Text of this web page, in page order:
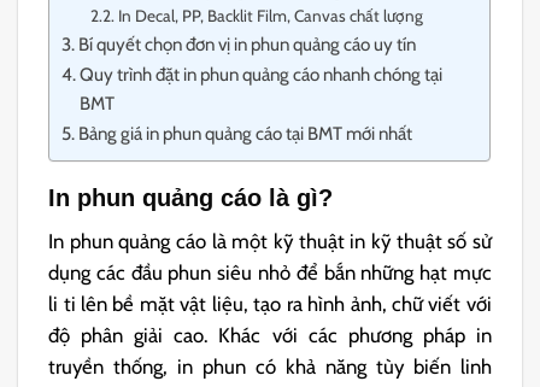
In Decal, PP, Backlit Film, Canvas chất lượng
Bí quyết chọn đơn vị in phun quảng cáo uy tín
Quy trình đặt in phun quảng cáo nhanh chóng tại
BMT
Bảng giá in phun quảng cáo tại BMT mới nhất
In phun quảng cáo là gì?
In phun quảng cáo là một kỹ thuật in kỹ thuật số sử
dụng các đầu phun siêu nhỏ để bắn những hạt mực
li ti lên bề mặt vật liệu, tạo ra hình ảnh, chữ viết với
độ phân giải cao. Khác với các phương pháp in
truyền thống, in phun có khả năng tùy biến linh